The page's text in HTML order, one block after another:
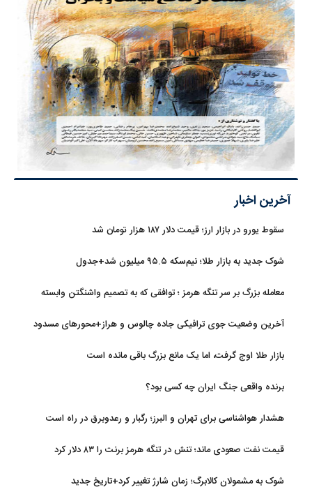
آخرین اخبار
سقوط یورو در بازار ارز؛ قیمت دلار ۱۸۷ هزار تومان شد
شوک جدید به بازار طلا؛ نیم‌سکه ۹۵.۵ میلیون شد+جدول
معامله بزرگ بر سر تنگه هرمز ؛ توافقی که به تصمیم واشنگتن وابسته
آخرین وضعیت جوی ترافیکی جاده چالوس و هراز+محورهای مسدود
بازار طلا اوج گرفت، اما یک مانع بزرگ باقی مانده است
برنده واقعی جنگ ایران چه کسی بود؟
هشدار هواشناسی برای تهران و البرز؛ رگبار و رعدوبرق در راه است
قیمت نفت صعودی ماند؛ تنش در تنگه هرمز برنت را ۸۳ دلار کرد
شوک به مشمولان کالابرگ؛ زمان شارژ تغییر کرد+تاریخ جدید